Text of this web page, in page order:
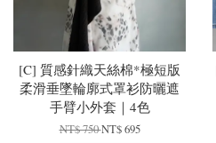
[C] 質感針織天絲棉*極短版
柔滑垂墜輪廓式罩衫防曬遮
手臂小外套｜4色
NT$ 750NT$ 695